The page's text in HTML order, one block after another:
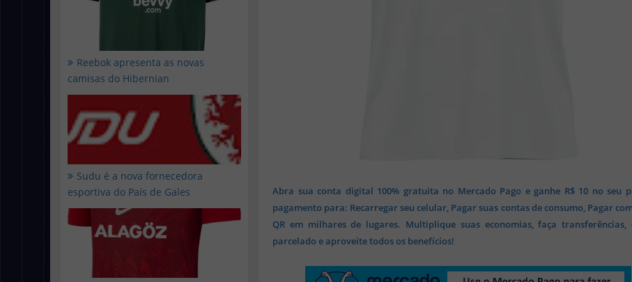
Reebok apresenta as novas
camisas do Hibernian
Sudu é a nova fornecedora
esportiva do País de Gales
Abra sua conta digital 100% gratuita no Mercado Pago e ganhe R$ 10 no seu
pagamento para: Recarregar seu celular, Pagar suas contas de consumo, Pagar
QR em milhares de lugares. Multiplique suas economias, faça transferências,
parcelado e aproveite todos os benefícios!